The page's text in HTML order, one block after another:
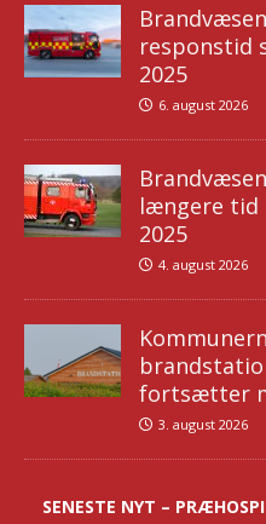
responstid
2025
6. august 2026
længere tid
2025
4. august 2026
fortsætter
3. august 2026
SENESTE NYT –